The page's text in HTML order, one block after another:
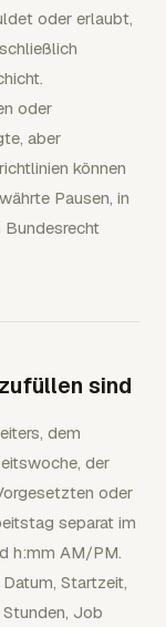
oder erlaubt,
oder
aber
können
Pausen, in
Bundesrecht
sind
dem
der
oder
separat im
h:mm AM/PM.
Startzeit,
Job